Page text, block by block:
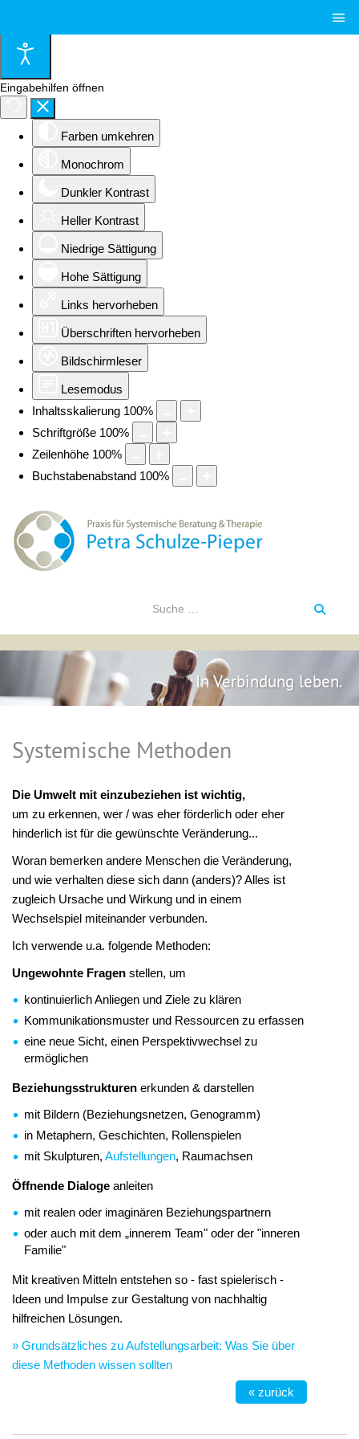
Eingabehilfen öffnen
Farben umkehren
Monochrom
Dunkler Kontrast
Heller Kontrast
Niedrige Sättigung
Hohe Sättigung
Links hervorheben
Überschriften hervorheben
Bildschirmleser
Lesemodus
Inhaltsskalierung 100%
Schriftgröße 100%
Zeilenhöhe 100%
Buchstabenabstand 100%
In Verbindung leben.
Systemische Methoden
Die Umwelt mit einzubeziehen ist wichtig,
um zu erkennen, wer / was eher förderlich oder eher
hinderlich ist für die gewünschte Veränderung...
Woran bemerken andere Menschen die Veränderung,
und wie verhalten diese sich dann (anders)? Alles ist
zugleich Ursache und Wirkung und in einem
Wechselspiel miteinander verbunden.
Ich verwende u.a. folgende Methoden:
Ungewohnte Fragen stellen, um
kontinuierlich Anliegen und Ziele zu klären
Kommunikationsmuster und Ressourcen zu erfassen
eine neue Sicht, einen Perspektivwechsel zu
ermöglichen
Beziehungsstrukturen erkunden & darstellen
mit Bildern (Beziehungsnetzen, Genogramm)
in Metaphern, Geschichten, Rollenspielen
mit Skulpturen, Aufstellungen, Raumachsen
Öffnende Dialoge anleiten
mit realen oder imaginären Beziehungspartnern
oder auch mit dem „innerem Team" oder der "inneren
Familie"
Mit kreativen Mitteln entstehen so - fast spielerisch -
Ideen und Impulse zur Gestaltung von nachhaltig
hilfreichen Lösungen.
» Grundsätzliches zu Aufstellungsarbeit: Was Sie über
diese Methoden wissen sollten
« zurück
≡